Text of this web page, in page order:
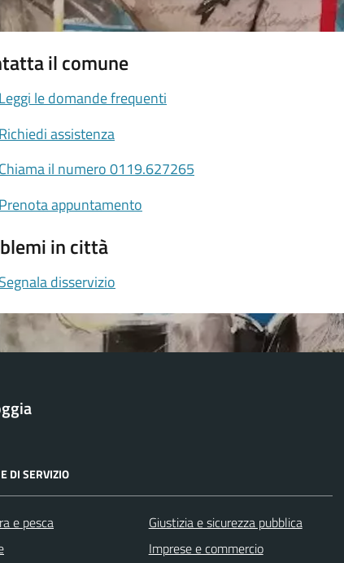
il comune
le domande frequenti
assistenza
il numero 0119.627265
appuntamento
in città
disservizio
DI SERVIZIO
e pesca
Giustizia e sicurezza pubblica
Imprese e commercio